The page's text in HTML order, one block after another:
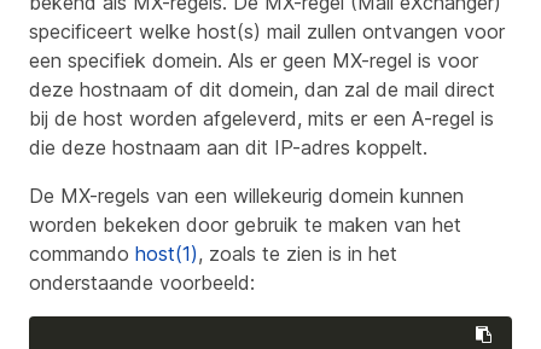
specificeert welke host(s) mail zullen ontvangen voor
een specifiek domein. Als er geen MX-regel is voor
deze hostnaam of dit domein, dan zal de mail direct
bij de host worden afgeleverd, mits er een A-regel is
die deze hostnaam aan dit IP-adres koppelt.
De MX-regels van een willekeurig domein kunnen
worden bekeken door gebruik te maken van het
commando host(1), zoals te zien is in het
onderstaande voorbeeld: